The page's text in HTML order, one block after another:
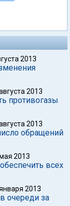
2013
2013
противогазы
2013
обращений
2013
всех
2013
очереди за